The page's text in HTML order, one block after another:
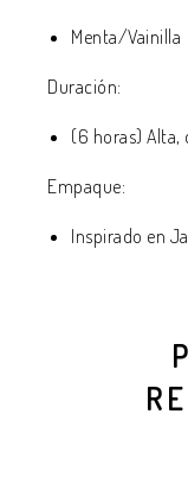
Menta/Vainilla
Duración:
(6 horas) Alta,
Empaque:
Inspirado en